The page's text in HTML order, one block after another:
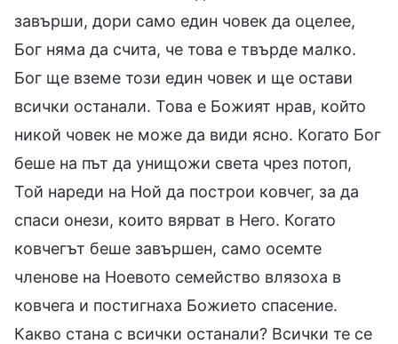
завърши, дори само един човек да оцелее,
Бог няма да счита, че това е твърде малко.
Бог ще вземе този един човек и ще остави
всички останали. Това е Божият нрав, който
никой човек не може да види ясно. Когато Бог
беше на път да унищожи света чрез потоп,
Той нареди на Ной да построи ковчег, за да
спаси онези, които вярват в Него. Когато
ковчегът беше завършен, само осемте
членове на Ноевото семейство влязоха в
ковчега и постигнаха Божието спасение.
Какво стана с всички останали? Всички те се